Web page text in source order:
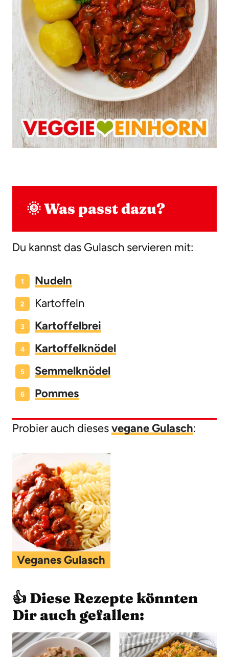
🌞 Was passt dazu?
Du kannst das Gulasch servieren mit:
Nudeln
Kartoffeln
Kartoffelbrei
Kartoffelknödel
Semmelknödel
Pommes
Probier auch diesesvegane Gulasch:
Veganes Gulasch
👍 Diese Rezepte könnten
Dir auch gefallen: